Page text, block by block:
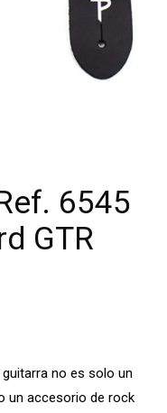
6545
GTR
no es solo un
un accesorio de rock